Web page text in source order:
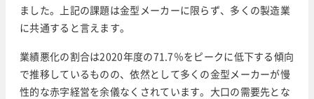
ました。上記の課題は金型メーカーに限らず、多くの製造業
に共通すると言えます。
業績悪化の割合は2020年度の71.7％をピークに低下する傾向
で推移しているものの、依然として多くの金型メーカーが慢
性的な赤字経営を余儀なくされています。大口の需要先とな